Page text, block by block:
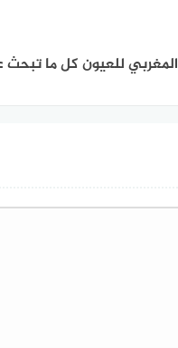
المغربي للعيون كل ما تبحث